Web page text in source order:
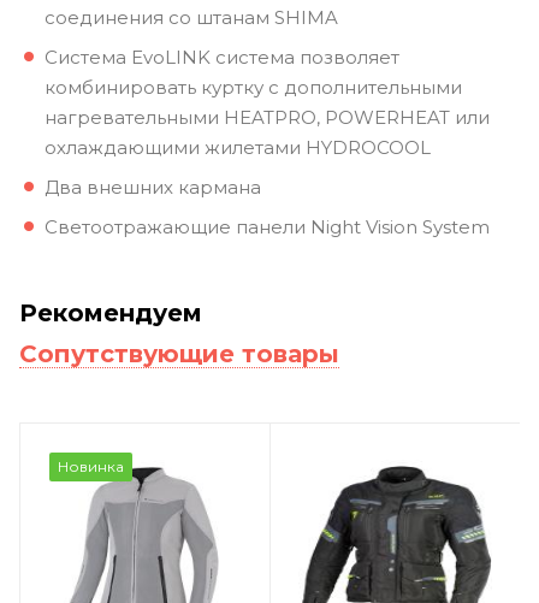
соединения со штанам SHIMA
Система EvoLINK система позволяет
комбинировать куртку с дополнительными
нагревательными HEATPRO, POWERHEAT или
охлаждающими жилетами HYDROCOOL
Два внешних кармана
Светоотражающие панели Night Vision System
Рекомендуем
Сопутствующие товары
Новинка